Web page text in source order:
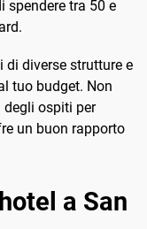
spendere tra 50 e
di diverse strutture e
tuo budget. Non
degli ospiti per
un buon rapporto
a San